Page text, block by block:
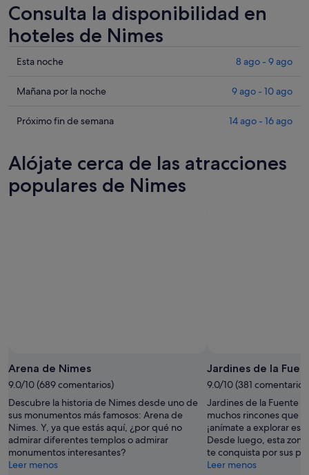
Consulta la disponibilidad en
hoteles de Nimes
Comprueba
precios
Nimes
noche,
ago
Esta noche 8 ago - 9 ago
Comprueba
precios
para
mañana
por
Mañana por la noche 9 ago - 10 ago
Comprueba
en
Nimes
para
Próximo fin de semana 14 ago - 16 ago
Alójate cerca de las atracciones
populares de Nimes
gratuita
de
Botak
Jon
Arena de Nimes
9.0/10 (689 comentarios)
Descubre la historia de Nimes desde uno de
sus monumentos más famosos: Arena de
Nimes. Y, ya que estás aquí, ¿por qué no
admirar diferentes templos o admirar
monumentos interesantes?
Leer menos
Jardines de la
9.0/10 (381
Jardines de la Fuente
muchos rincones que
¡anímate a explorar
Desde luego, esta
te conquista por sus
Leer menos